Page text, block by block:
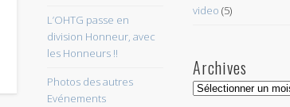
L’OHTG passe en
division Honneur, avec
les Honneurs !!
Photos des autres
Evénements
video (5)
Archives
Archives